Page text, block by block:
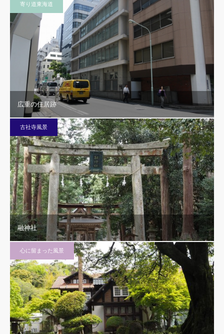
寄り道東海道
広重の住居跡
古社寺風景
融神社
心に留まった風景